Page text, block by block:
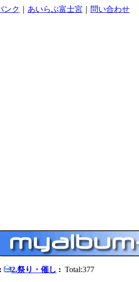
ンク あいらぶ富士宮
問い合わせ
: 2.祭り・催し : Total:377